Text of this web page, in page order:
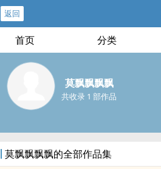
返回
首页 分类
莫飘飘飘飘
共收录 1 部作品
莫飘飘飘飘的全部作品集